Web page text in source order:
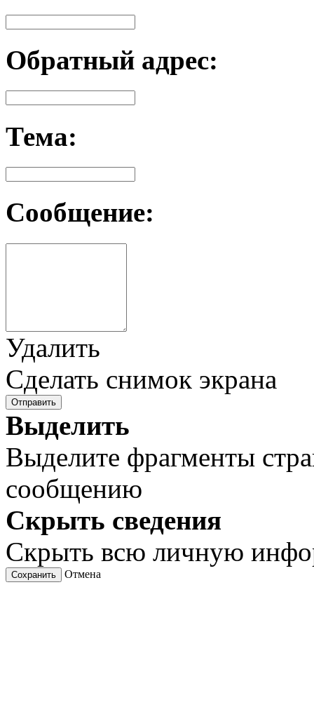
Обратный адрес:
Тема:
Сообщение:
Удалить
Сделать снимок экрана
Отправить
Выделить
Выделите фрагменты
сообщению
Скрыть сведения
Скрыть всю личную
Сохранить Отмена